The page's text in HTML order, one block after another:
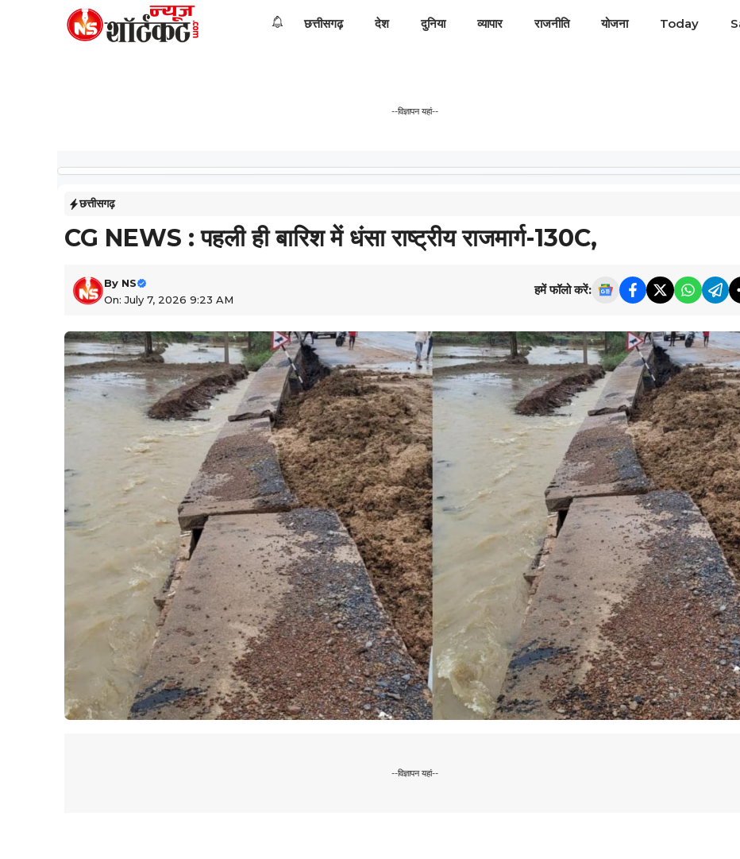
छत्तीसगढ़ देश दुनिया व्यापार राजनीति योजना Today
--विज्ञापन यहां--
छत्तीसगढ़
CG NEWS : पहली ही बारिश में धंसा राष्ट्रीय राजमार्ग-130C,
By NS
On: July 7, 2026 9:23 AM
हमें फॉलो करें:
--विज्ञापन यहां--